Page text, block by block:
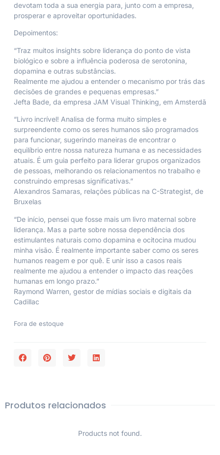
devotam toda a sua energia para, junto com a empresa,
prosperar e aproveitar oportunidades.
Depoimentos:
“Traz muitos insights sobre liderança do ponto de vista
biológico e sobre a influência poderosa de serotonina,
dopamina e outras substâncias.
Realmente me ajudou a entender o mecanismo por trás das
decisões de grandes e pequenas empresas.”
Jefta Bade, da empresa JAM Visual Thinking, em Amsterdã
“Livro incrível! Analisa de forma muito simples e
surpreendente como os seres humanos são programados
para funcionar, sugerindo maneiras de encontrar o
equilíbrio entre nossa natureza humana e as necessidades
atuais. É um guia perfeito para liderar grupos organizados
de pessoas, melhorando os relacionamentos no trabalho e
construindo empresas significativas.”
Alexandros Samaras, relações públicas na C-Strategist, de
Bruxelas
“De início, pensei que fosse mais um livro maternal sobre
liderança. Mas a parte sobre nossa dependência dos
estimulantes naturais como dopamina e ocitocina mudou
minha visão. É realmente importante saber como os seres
humanos reagem e por quê. E unir isso a casos reais
realmente me ajudou a entender o impacto das reações
humanas em longo prazo.”
Raymond Warren, gestor de mídias sociais e digitais da
Cadillac
Fora de estoque
Produtos relacionados
Products not found.